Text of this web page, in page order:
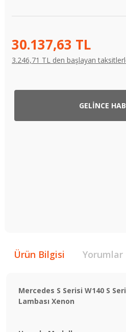
30.137,63 TL
3.246,71 TL den başlayan
GELİNCE
Ürün Bilgisi Yorumlar
Mercedes S Serisi W140 S
Lambası Xenon